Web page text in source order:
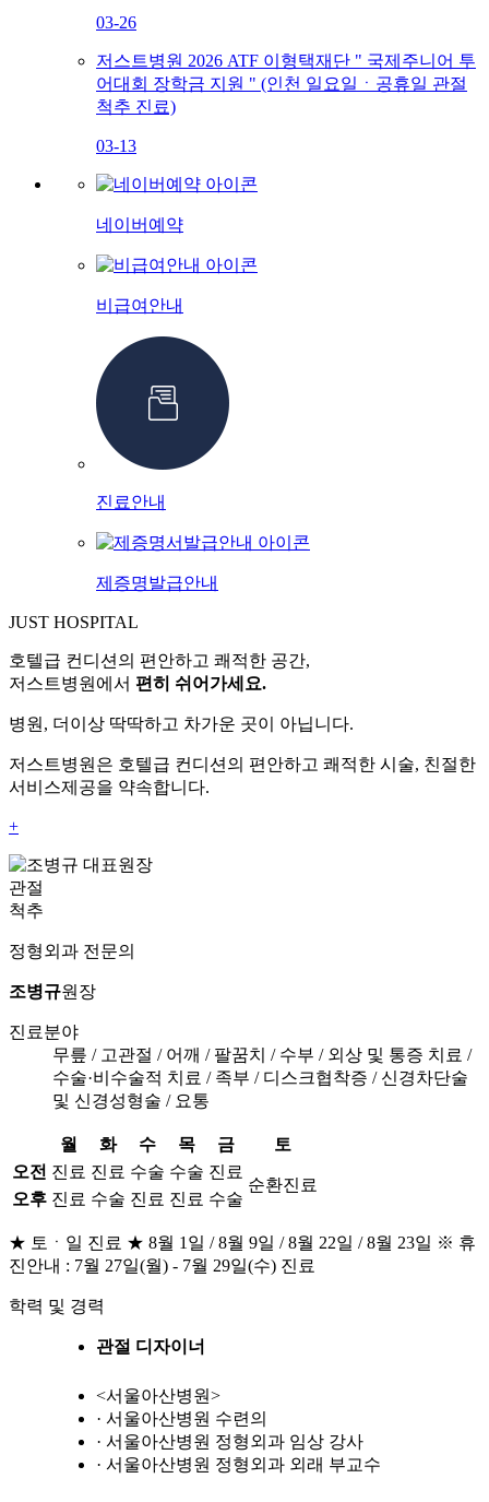
03-26
저스트병원 2026 ATF 이형택재단 " 국제주니어 투
어대회 장학금 지원 " (인천 일요일ㆍ공휴일 관절
척추 진료)
03-13
네이버예약
비급여안내
진료안내
제증명발급안내
JUST HOSPITAL
호텔급 컨디션의 편안하고 쾌적한 공간,
저스트병원에서 편히 쉬어가세요.
병원, 더이상 딱딱하고 차가운 곳이 아닙니다.
저스트병원은 호텔급 컨디션의 편안하고 쾌적한 시술, 친절한
서비스제공을 약속합니다.
+
관절
척추
정형외과 전문의
조병규원장
진료분야
무릎 / 고관절 / 어깨 / 팔꿈치 / 수부 / 외상 및 통증 치료 /
수술·비수술적 치료 / 족부 / 디스크협착증 / 신경차단술
및 신경성형술 / 요통
월 화 수 목 금
토
오전 진료 진료 수술 수술 진료
순환진료
오후 진료 수술 진료 진료 수술
★ 토ㆍ일 진료 ★ 8월 1일 / 8월 9일 / 8월 22일 / 8월 23일 ※ 휴
진안내 : 7월 27일(월) - 7월 29일(수) 진료
학력 및 경력
관절 디자이너
<서울아산병원>
· 서울아산병원 수련의
· 서울아산병원 정형외과 임상 강사
· 서울아산병원 정형외과 외래 부교수